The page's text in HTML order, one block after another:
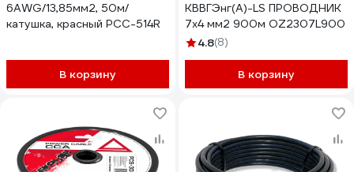
6AWG/13,85мм2, 50м/
катушка, красный PCC-514R
В корзину
КВВГЭнг(A)-LS ПРОВОДНИК
7x4 мм2 900м OZ2307L900
4.8(8)
В корзину